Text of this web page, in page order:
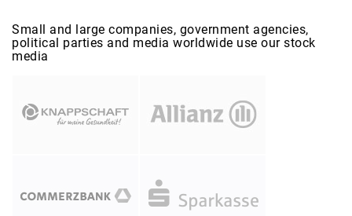
Small and large companies, government agencies,
political parties and media worldwide use our stock
media